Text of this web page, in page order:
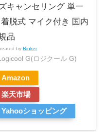
キャンセリング 単一
脱式 マイク付き 国内
品
by Rinker
G(ロジクール G)
Amazon
楽天市場
Yahooショッピング